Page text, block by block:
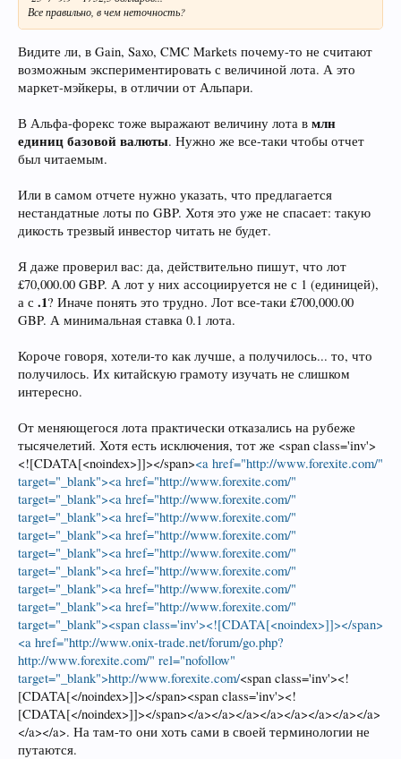
Все правильно, в чем неточность?
Видите ли, в Gain, Saxo, CMC Markets почему-то не считают
возможным экспериментировать с величиной лота. А это
маркет-мэйкеры, в отличии от Альпари.
В Альфа-форекс тоже выражают величину лота в млн
единиц базовой валюты. Нужно же все-таки чтобы отчет
был читаемым.
Или в самом отчете нужно указать, что предлагается
нестандатные лоты по GBP. Хотя это уже не спасает: такую
дикость трезвый инвестор читать не будет.
Я даже проверил вас: да, действительно пишут, что лот
£70,000.00 GBP. А лот у них ассоциируется не с 1 (единицей),
а с .1? Иначе понять это трудно. Лот все-таки £700,000.00
GBP. А минимальная ставка 0.1 лота.
Короче говоря, хотели-то как лучше, а получилось... то, что
получилось. Их китайскую грамоту изучать не слишком
интересно.
От меняющегося лота практически отказались на рубеже
тысячелетий. Хотя есть исключения, тот же <span class='inv'>
<![CDATA[<noindex>]]></span><a href="http://www.forexite.com/"
target="_blank"><a href="http://www.forexite.com/"
target="_blank"><a href="http://www.forexite.com/"
target="_blank"><a href="http://www.forexite.com/"
target="_blank"><a href="http://www.forexite.com/"
target="_blank"><a href="http://www.forexite.com/"
target="_blank"><a href="http://www.forexite.com/"
target="_blank"><a href="http://www.forexite.com/"
target="_blank"><a href="http://www.forexite.com/"
target="_blank"><span class='inv'><![CDATA[<noindex>]]></span>
<a href="http://www.onix-trade.net/forum/go.php?
http://www.forexite.com/" rel="nofollow"
target="_blank">http://www.forexite.com/<span class='inv'><!
[CDATA[</noindex>]]></span><span class='inv'><!
[CDATA[</noindex>]]></span></a></a></a></a></a></a></a></a>
</a></a>. На там-то они хоть сами в своей терминологии не
путаются.